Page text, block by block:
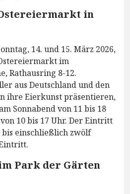
in
14. und 15. März 2026,
im
Rathausring 8-12.
aus Deutschland und den
ihre Eierkunst präsentieren,
Sonnabend von 11 bis 18
10 bis 17 Uhr. Der Eintritt
einschließlich zwölf
Park der Gärten